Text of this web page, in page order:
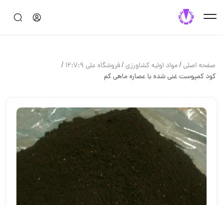
صفحه اصلی/مواد اوليه كشاورزي/فروشگاه على 12:7:9 /
کود کمپوست غنی شده با عصاره ماهی کم